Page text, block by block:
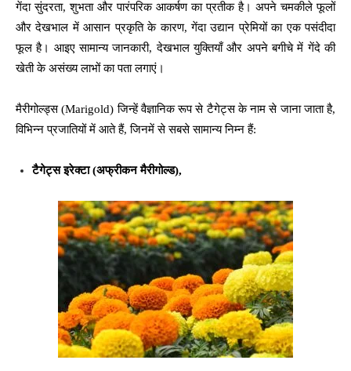
गेंदा सुंदरता, शुभता और पारंपरिक आकर्षण का प्रतीक है। अपने चमकीले फूलों
और देखभाल में आसान प्रकृति के कारण, गेंदा उद्यान प्रेमियों का एक पसंदीदा
फूल है। आइए सामान्य जानकारी, देखभाल युक्तियाँ और अपने बगीचे में गेंदे की
खेती के असंख्य लाभों का पता लगाएं।
मैरीगोल्ड्स (Marigold) जिन्हें वैज्ञानिक रूप से टैगेट्स के नाम से जाना जाता है,
विभिन्न प्रजातियों में आते हैं, जिनमें से सबसे सामान्य निम्न हैं:
टैगेट्स इरेक्टा(अफ्रीकन मैरीगोल्ड),